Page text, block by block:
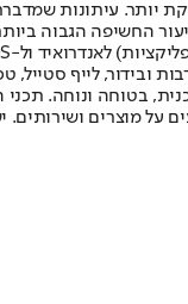
יותר. עיתונות
הפך "ישראל היום" לעיתון
לייף סטייל,
בטוחה ונוחה.
מוצרים